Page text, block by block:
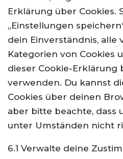
Erklärung über Cookies.
„Einstellungen
dein Einverständnis, alle
Kategorien von Cookies
dieser Cookie-Erklärung
verwenden. Du kannst
Cookies über deinen
aber bitte beachte, dass
unter Umständen nicht
6.1 Verwalte deine